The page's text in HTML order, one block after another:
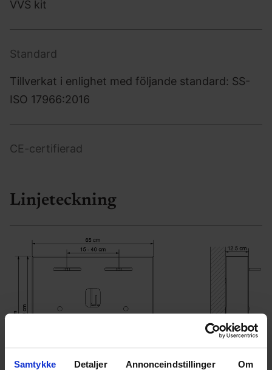
Samtykke Detaljer Annonceindstillinger Om
VVS kit
Standard
Tillverkat i enlighet med följande standard: SS-
ISO 17966:2016
CE-certifierad
Linjeteckning